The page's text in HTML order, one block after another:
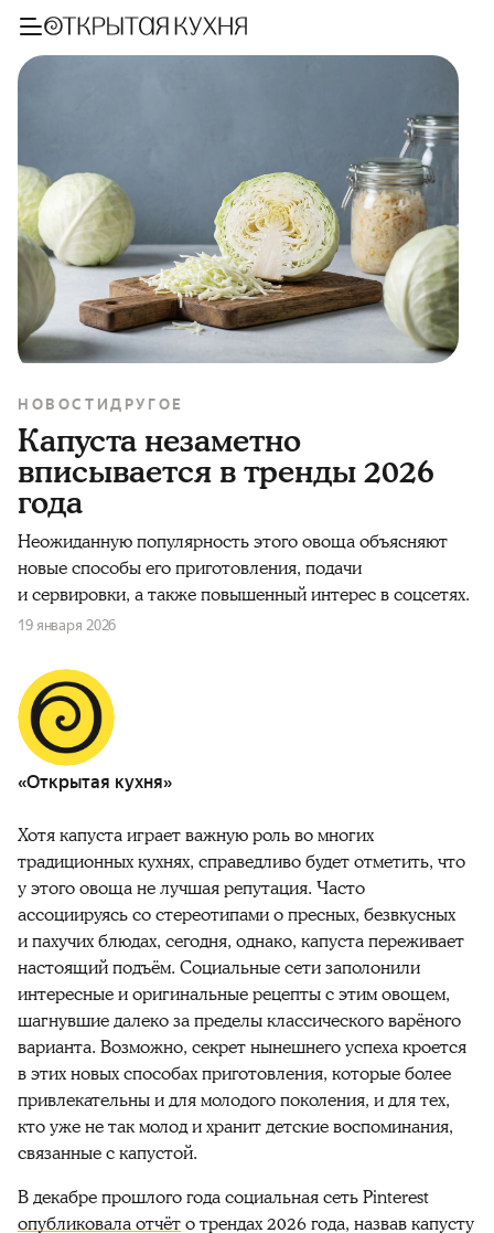
НОВОСТИДРУГОЕ
Капуста незаметно
вписывается в тренды 2026
года
Неожиданную популярность этого овоща объясняют
новые способы его приготовления, подачи
и сервировки, а также повышенный интерес в соцсетях.
19 января 2026
«Открытая кухня»
Хотя капуста играет важную роль во многих
традиционных кухнях, справедливо будет отметить, что
у этого овоща не лучшая репутация. Часто
ассоциируясь со стереотипами о пресных, безвкусных
и пахучих блюдах, сегодня, однако, капуста переживает
настоящий подъём. Социальные сети заполонили
интересные и оригинальные рецепты с этим овощем,
шагнувшие далеко за пределы классического варёного
варианта. Возможно, секрет нынешнего успеха кроется
в этих новых способах приготовления, которые более
привлекательны и для молодого поколения, и для тех,
кто уже не так молод и хранит детские воспоминания,
связанные с капустой.
В декабре прошлого года социальная сеть Pinterest
опубликовала отчёто трендах 2026 года, назвав капусту